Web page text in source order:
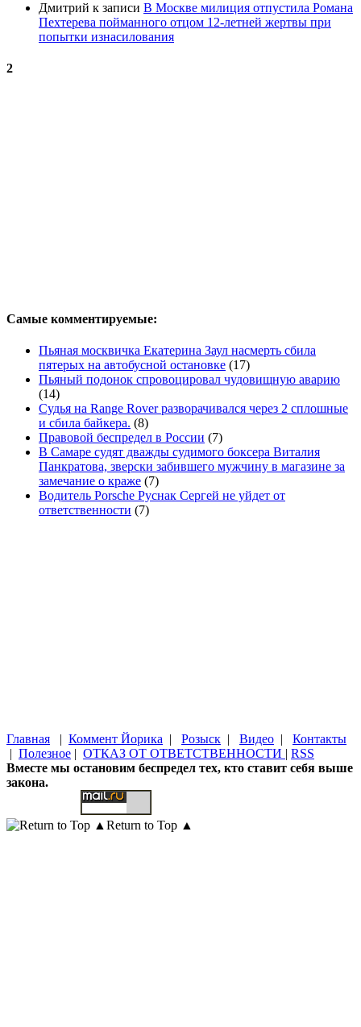
Дмитрий к записи В Москве милиция отпустила Романа
Пехтерева пойманного отцом 12-летней жертвы при
попытки изнасилования
2
Самые комментируемые:
Пьяная москвичка Екатерина Заул насмерть сбила
пятерых на автобусной остановке (17)
Пьяный подонок спровоцировал чудовищную аварию
(14)
Судья на Range Rover разворачивался через 2 сплошные
и сбила байкера. (8)
Правовой беспредел в России (7)
В Самаре судят дважды судимого боксера Виталия
Панкратова, зверски забившего мужчину в магазине за
замечание о краже (7)
Водитель Porsche Руснак Сергей не уйдет от
ответственности (7)
Главная | Коммент Йорика | Розыск | Видео | Контакты
| Полезное | ОТКАЗ ОТ ОТВЕТСТВЕННОСТИ | RSS
Вместе мы остановим беспредел тех, кто ставит себя выше
закона.
Return to Top ▲